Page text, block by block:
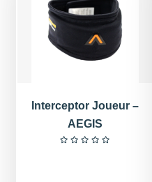
Interceptor Joueur –
AEGIS